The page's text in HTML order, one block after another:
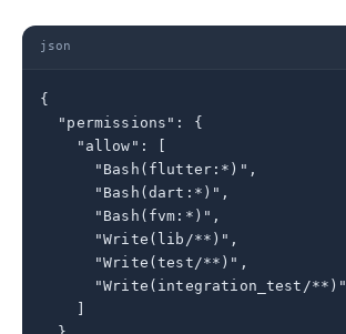
json
{
  "permissions": {
    "allow": [
      "Bash(flutter:*)",
      "Bash(dart:*)",
      "Bash(fvm:*)",
      "Write(lib/**)",
      "Write(test/**)",
      "Write(integration_test/**)"